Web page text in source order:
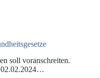
soll voranschreiten.
02.02.2024…